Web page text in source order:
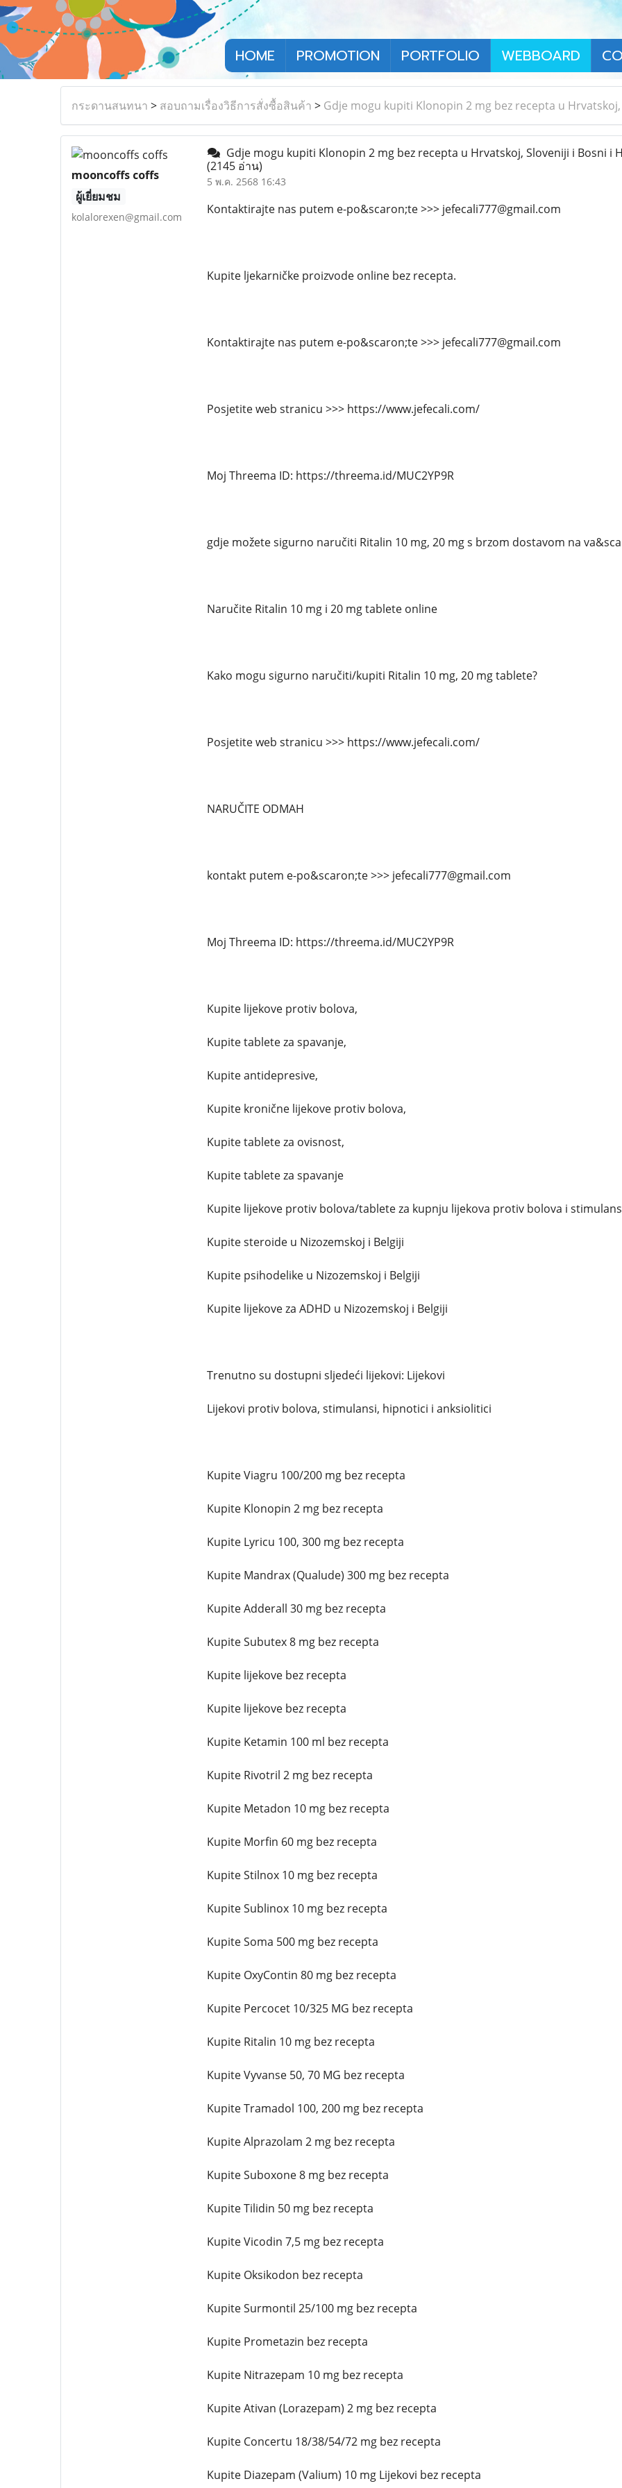
HOME PROMOTION PORTFOLIO WEBBOARD
กระดานสนทนา > สอบถามเรื่องวิธีการสั่งซื้อสินค้า > Gdje mogu kupiti Klonopin 2 mg bez recepta u
mooncoffs coffs
ผู้เยี่ยมชม
kolalorexen@gmail.com
Gdje mogu kupiti Klonopin 2 mg bez recepta u Hrvatskoj, Sloveniji i Bosni i
(2145 อ่าน)
5 พ.ค. 2568 16:43
Kontaktirajte nas putem e-po&scaron;te >>> jefecali777@gmail.com
Kupite ljekarničke proizvode online bez recepta.
Kontaktirajte nas putem e-po&scaron;te >>> jefecali777@gmail.com
Posjetite web stranicu >>> https://www.jefecali.com/
Moj Threema ID: https://threema.id/MUC2YP9R
gdje možete sigurno naručiti Ritalin 10 mg, 20 mg s brzom dostavom na
Naručite Ritalin 10 mg i 20 mg tablete online
Kako mogu sigurno naručiti/kupiti Ritalin 10 mg, 20 mg tablete?
Posjetite web stranicu >>> https://www.jefecali.com/
NARUČITE ODMAH
kontakt putem e-po&scaron;te >>> jefecali777@gmail.com
Moj Threema ID: https://threema.id/MUC2YP9R
Kupite lijekove protiv bolova,
Kupite tablete za spavanje,
Kupite antidepresive,
Kupite kronične lijekove protiv bolova,
Kupite tablete za ovisnost,
Kupite tablete za spavanje
Kupite lijekove protiv bolova/tablete za kupnju lijekova protiv bolova i
Kupite steroide u Nizozemskoj i Belgiji
Kupite psihodelike u Nizozemskoj i Belgiji
Kupite lijekove za ADHD u Nizozemskoj i Belgiji
Trenutno su dostupni sljedeći lijekovi: Lijekovi
Lijekovi protiv bolova, stimulansi, hipnotici i anksiolitici
Kupite Viagru 100/200 mg bez recepta
Kupite Klonopin 2 mg bez recepta
Kupite Lyricu 100, 300 mg bez recepta
Kupite Mandrax (Qualude) 300 mg bez recepta
Kupite Adderall 30 mg bez recepta
Kupite Subutex 8 mg bez recepta
Kupite lijekove bez recepta
Kupite lijekove bez recepta
Kupite Ketamin 100 ml bez recepta
Kupite Rivotril 2 mg bez recepta
Kupite Metadon 10 mg bez recepta
Kupite Morfin 60 mg bez recepta
Kupite Stilnox 10 mg bez recepta
Kupite Sublinox 10 mg bez recepta
Kupite Soma 500 mg bez recepta
Kupite OxyContin 80 mg bez recepta
Kupite Percocet 10/325 MG bez recepta
Kupite Ritalin 10 mg bez recepta
Kupite Vyvanse 50, 70 MG bez recepta
Kupite Tramadol 100, 200 mg bez recepta
Kupite Alprazolam 2 mg bez recepta
Kupite Suboxone 8 mg bez recepta
Kupite Tilidin 50 mg bez recepta
Kupite Vicodin 7,5 mg bez recepta
Kupite Oksikodon bez recepta
Kupite Surmontil 25/100 mg bez recepta
Kupite Prometazin bez recepta
Kupite Nitrazepam 10 mg bez recepta
Kupite Ativan (Lorazepam) 2 mg bez recepta
Kupite Concertu 18/38/54/72 mg bez recepta
Kupite Diazepam (Valium) 10 mg Lijekovi bez recepta